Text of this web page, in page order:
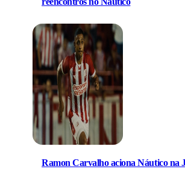
Ramon Carvalho aciona Náutico na